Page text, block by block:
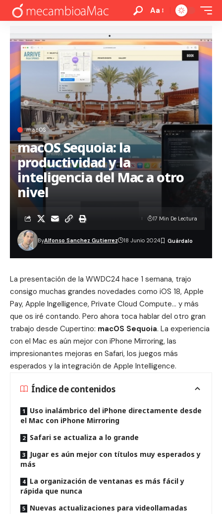
Aa
macOS
macOS Sequoia: la
productividad y la
inteligencia del Mac a otro
nivel
ByAlfonso Sanchez Gutierrez 18 Junio 2024
17 Min De Lectura
La presentación de la WWDC24 hace 1 semana, trajo
consigo muchas grandes novedades como iOS 18, Apple
Pay, Apple Ingelligence, Private Cloud Compute… y más
que os iré contando. Pero ahora toca hablar del otro gran
trabajo desde Cupertino: macOS Sequoia. La experiencia
con el Mac es aún mejor con iPhone Mirroring, las
impresionantes mejoras en Safari, los juegos más
esperados y la integración de Apple Intelligence.
Índice de contenidos
Uso inalámbrico del iPhone directamente desde
el Mac con iPhone Mirroring
Safari se actualiza a lo grande
Jugar es aún mejor con títulos muy esperados y
más
La organización de ventanas es más fácil y
rápida que nunca
Nuevas actualizaciones para videollamadas